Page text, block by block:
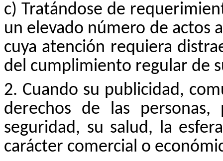
c) Tratándose de
un elevado número de actos
cuya atención requiera
del cumplimiento regular de
2. Cuando su publicidad,
derechos de las
seguridad, su salud, la
carácter comercial o